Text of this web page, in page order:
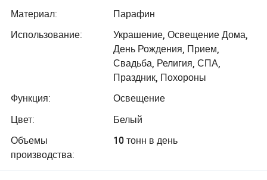
цитронеллой,
праздничной
свечой с
подставками
для свечей и
банкой для
свечей
Материал:
Парафин
Использование:
Украшение, Освещение Дома,
День Рождения, Прием,
Свадьба, Религия, СПА,
Праздник, Похороны
Функция:
Освещение
Цвет:
Белый
Объемы
производства:
10 тонн в день